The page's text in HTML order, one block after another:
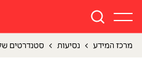
מרכז המידע נסיעות סטנדרטים